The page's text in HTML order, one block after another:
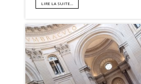
LIRE LA SUITE…